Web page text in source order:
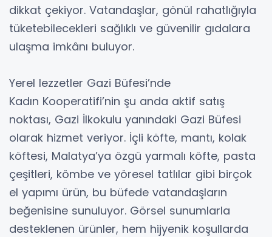
dikkat çekiyor. Vatandaşlar, gönül rahatlığıyla
tüketebilecekleri sağlıklı ve güvenilir gıdalara
ulaşma imkânı buluyor.
Yerel lezzetler Gazi Büfesi’nde
Kadın Kooperatifi’nin şu anda aktif satış
noktası, Gazi İlkokulu yanındaki Gazi Büfesi
olarak hizmet veriyor. İçli köfte, mantı, kolak
köftesi, Malatya’ya özgü yarmalı köfte, pasta
çeşitleri, kömbe ve yöresel tatlılar gibi birçok
el yapımı ürün, bu büfede vatandaşların
beğenisine sunuluyor. Görsel sunumlarla
desteklenen ürünler, hem hijyenik koşullarda